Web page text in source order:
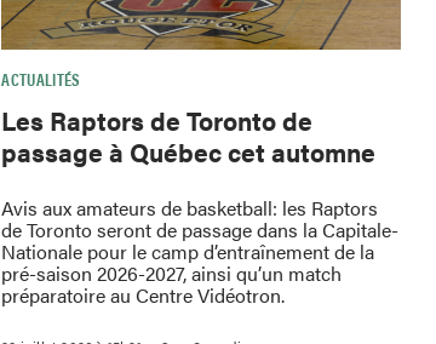
ACTUALITÉS
Les Raptors de Toronto de
passage à Québec cet automne
Avis aux amateurs de basketball: les Raptors
de Toronto seront de passage dans la Capitale-
Nationale pour le camp d’entraînement de la
pré-saison 2026-2027, ainsi qu’un match
préparatoire au Centre Vidéotron.